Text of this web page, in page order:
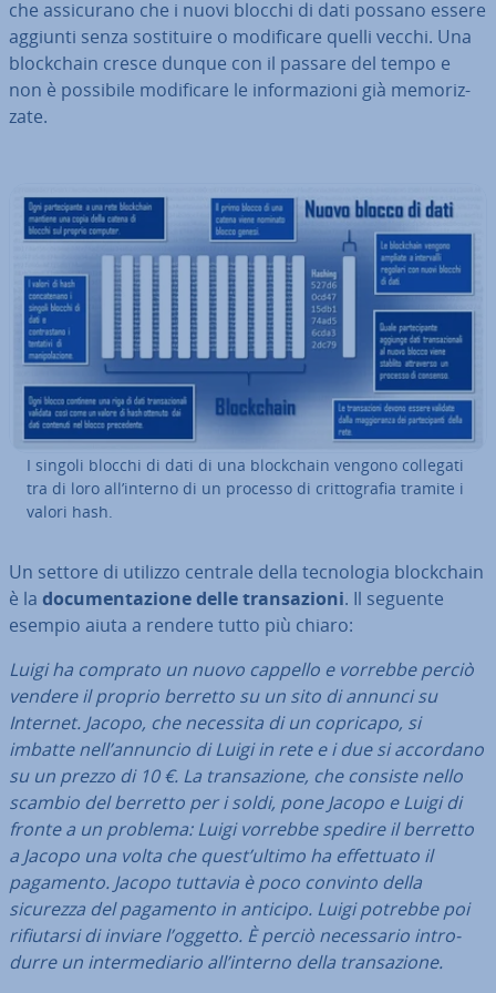
che as­si­cu­ra­no che i nuovi blocchi di dati possano essere
aggiunti senza so­sti­tui­re o mo­di­fi­ca­re quelli vecchi. Una
bloc­k­chain cresce dunque con il passare del tempo e
non è possibile mo­di­fi­ca­re le in­for­ma­zio­ni già me­mo­riz­
za­te.
I singoli blocchi di dati di una bloc­k­chain vengono collegati
tra di loro all’interno di un processo di crit­to­gra­fia tramite i
valori hash.
Un settore di utilizzo centrale della tec­no­lo­gia bloc­k­chain
è la do­cu­men­ta­zio­ne delle tran­sa­zio­ni. Il seguente
esempio aiuta a rendere tutto più chiaro:
Luigi ha comprato un nuovo cappello e vorrebbe perciò
vendere il proprio berretto su un sito di annunci su
Internet. Jacopo, che necessita di un copricapo, si
imbatte nell’annuncio di Luigi in rete e i due si accordano
su un prezzo di 10 €. La tran­sa­zio­ne, che consiste nello
scambio del berretto per i soldi, pone Jacopo e Luigi di
fronte a un problema: Luigi vorrebbe spedire il berretto
a Jacopo una volta che quest’ultimo ha ef­fet­tua­to il
pagamento. Jacopo tuttavia è poco convinto della
sicurezza del pagamento in anticipo. Luigi potrebbe poi
ri­fiu­tar­si di inviare l’oggetto. È perciò ne­ces­sa­rio in­tro­
dur­re un in­ter­me­dia­rio all’interno della tran­sa­zio­ne.